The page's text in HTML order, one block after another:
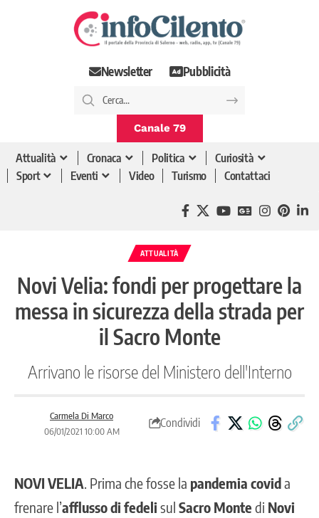
Newsletter Pubblicità
Canale 79
Attualità Cronaca Politica
Curiosità
Sport
Eventi Video Turismo Contattaci
ATTUALITÀ
Novi Velia: fondi per progettare la
messa in sicurezza della strada per
il Sacro Monte
Arrivano le risorse del Ministero dell'Interno
Carmela Di Marco
06/01/2021 10:00 AM
Condividi
NOVI VELIA . Prima che fosse la pandemia covida
frenare l’afflusso di fedelisul Sacro Monte di Novi